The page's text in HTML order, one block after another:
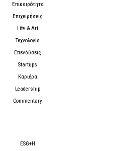
Επικαιρότητα
Επιχειρήσεις
Life & Art
Τεχνολογία
Επενδύσεις
Startups
Καριέρα
Leadership
Commentary
ESG+H